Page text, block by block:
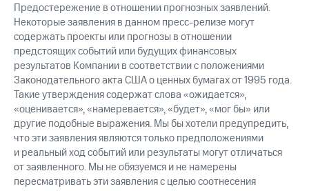
Предостережение в отношении прогнозных заявлений.
Некоторые заявления в данном пресс-релизе могут
содержать проекты или прогнозы в отношении
предстоящих событий или будущих финансовых
результатов Компании в соответствии с положениями
Законодательного акта США о ценных бумагах от 1995 года.
Такие утверждения содержат слова «ожидается»,
«оценивается», «намеревается», «будет», «мог бы» или
другие подобные выражения. Мы бы хотели предупредить,
что эти заявления являются только предположениями
и реальный ход событий или результаты могут отличаться
от заявленного. Мы не обязуемся и не намерены
пересматривать эти заявления с целью соотнесения